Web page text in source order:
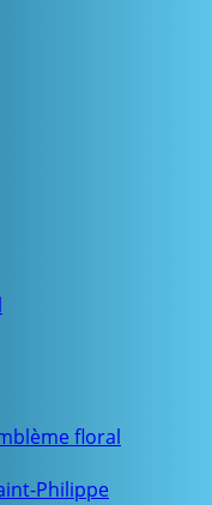
floral
Philippe